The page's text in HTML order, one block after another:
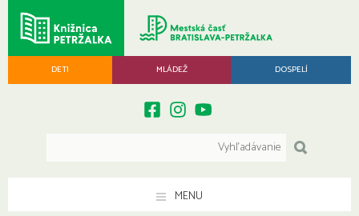
DETI MLÁDEŽ DOSPELÍ
MENU